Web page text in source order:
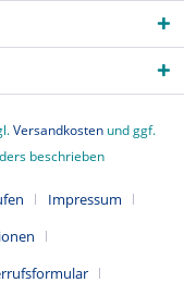
Versandkosten und ggf.
beschrieben
Impressum